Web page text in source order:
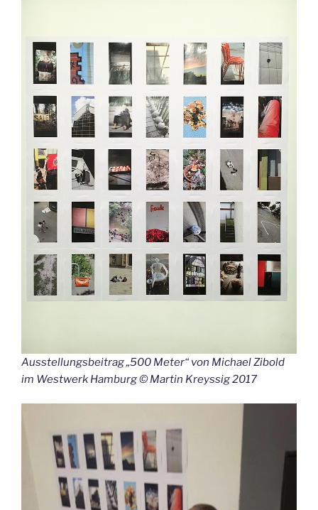
Ausstellungsbeitrag „500 Meter“ von Michael Zibold
im Westwerk Hamburg © Martin Kreyssig 2017